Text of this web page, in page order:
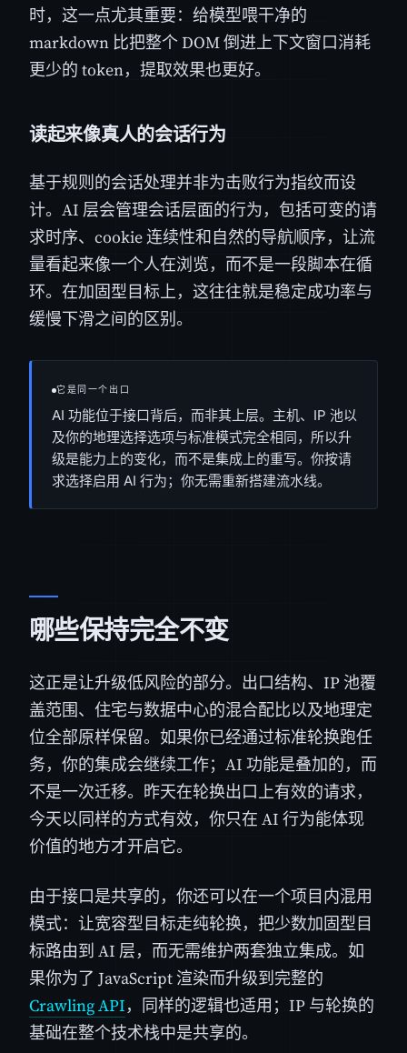
时，这一点尤其重要：给模型喂干净的
markdown 比把整个 DOM 倒进上下文窗口消耗
更少的 token，提取效果也更好。
读起来像真人的会话行为
基于规则的会话处理并非为击败行为指纹而设
计。AI 层会管理会话层面的行为，包括可变的请
求时序、cookie 连续性和自然的导航顺序，让流
量看起来像一个人在浏览，而不是一段脚本在循
环。在加固型目标上，这往往就是稳定成功率与
缓慢下滑之间的区别。
它是同一个出口
AI 功能位于接口背后，而非其上层。主机、IP 池以
及你的地理选择选项与标准模式完全相同，所以升
级是能力上的变化，而不是集成上的重写。你按请
求选择启用 AI 行为；你无需重新搭建流水线。
哪些保持完全不变
这正是让升级低风险的部分。出口结构、IP 池覆
盖范围、住宅与数据中心的混合配比以及地理定
位全部原样保留。如果你已经通过标准轮换跑任
务，你的集成会继续工作；AI 功能是叠加的，而
不是一次迁移。昨天在轮换出口上有效的请求，
今天以同样的方式有效，你只在 AI 行为能体现
价值的地方才开启它。
由于接口是共享的，你还可以在一个项目内混用
模式：让宽容型目标走纯轮换，把少数加固型目
标路由到 AI 层，而无需维护两套独立集成。如
果你为了 JavaScript 渲染而升级到完整的
Crawling API，同样的逻辑也适用；IP 与轮换的
基础在整个技术栈中是共享的。